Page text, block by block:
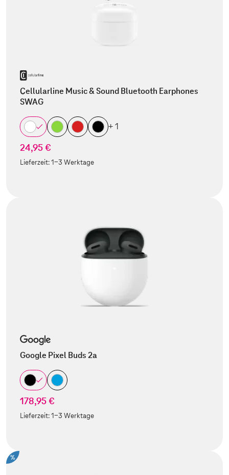
Cellularline Music & Sound Bluetooth Earphones
SWAG
+ 1
24,95 €
Lieferzeit:1-3 Werktage
Google Pixel Buds 2a
178,95 €
Lieferzeit:1-3 Werktage
%